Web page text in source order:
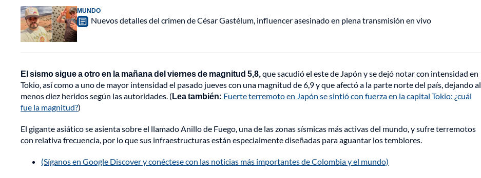
MUNDO
Nuevos detalles del crimen de César Gastélum, influencer asesinado en plena transmisión en vivo
El sismo sigue a otro en la mañana del viernes de magnitud 5,8,que sacudió el este de Japón y se dejó notar con intensidad en
Tokio, así como a uno de mayor intensidad el pasado jueves con una magnitud de 6,9 y que afectó a la parte norte del país, dejando al
menos diez heridos según las autoridades. (Lea también: Fuerte terremoto en Japón se sintió con fuerza en la capital Tokio: ¿cuál
fue la magnitud?)
El gigante asiático se asienta sobre el llamado Anillo de Fuego, una de las zonas sísmicas más activas del mundo, y sufre terremotos
con relativa frecuencia, por lo que sus infraestructuras están especialmente diseñadas para aguantar los temblores.
(Síganos en Google Discover y conéctese con las noticias más importantes de Colombia y el mundo)